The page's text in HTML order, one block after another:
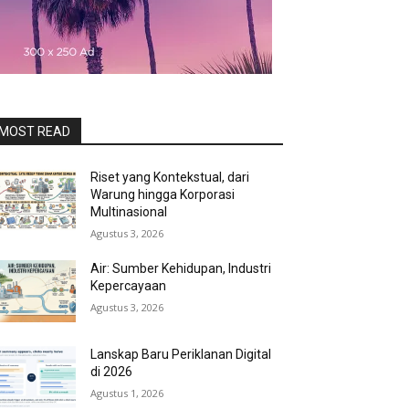
READ
Riset yang Kontekstual, dari
Warung hingga Korporasi
Multinasional
Agustus 3, 2026
Air: Sumber Kehidupan, Industri
Kepercayaan
Agustus 3, 2026
Lanskap Baru Periklanan Digital
di 2026
Agustus 1, 2026